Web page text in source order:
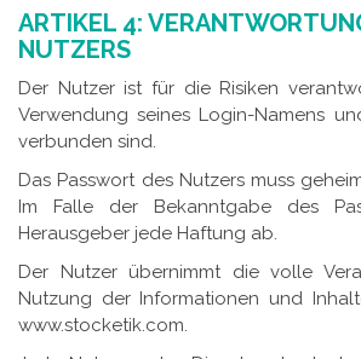
ARTIKEL 4:
NUTZERS
Der Nutzer ist für die Risiken
Verwendung seines Login-Namens
verbunden sind.
Das Passwort des Nutzers muss
Im Falle der Bekanntgabe des
Herausgeber jede Haftung ab.
Der Nutzer übernimmt die volle
Nutzung der Informationen und
www.stocketik.com.